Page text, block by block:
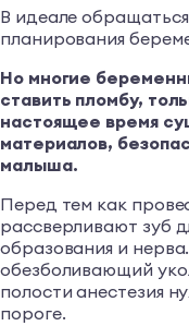
В идеале
планирования
Но многие
ставить пломбу,
настоящее время
материалов,
малыша.
Перед тем как
рассверливают зуб
образования и
обезболивающий
полости анестезия
пороге.